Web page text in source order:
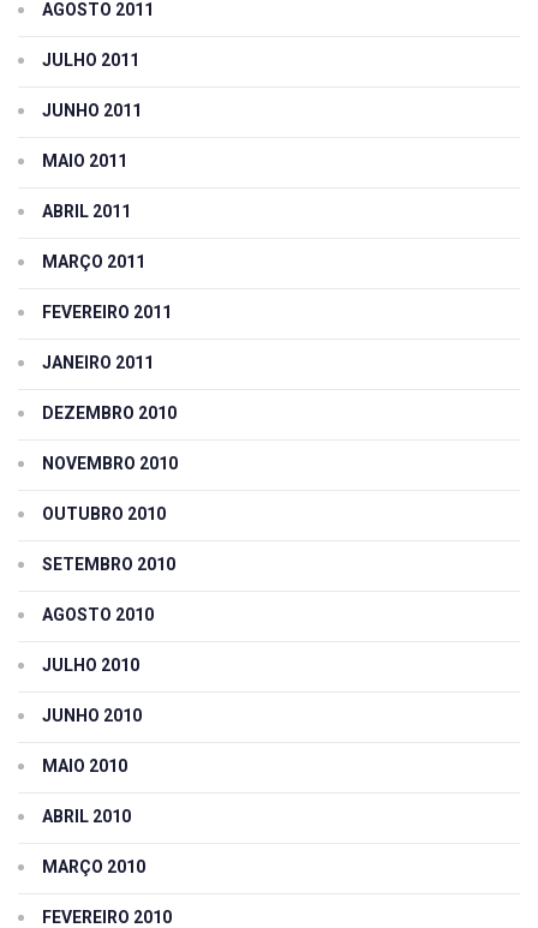
AGOSTO 2011
JULHO 2011
JUNHO 2011
MAIO 2011
ABRIL 2011
MARÇO 2011
FEVEREIRO 2011
JANEIRO 2011
DEZEMBRO 2010
NOVEMBRO 2010
OUTUBRO 2010
SETEMBRO 2010
AGOSTO 2010
JULHO 2010
JUNHO 2010
MAIO 2010
ABRIL 2010
MARÇO 2010
FEVEREIRO 2010